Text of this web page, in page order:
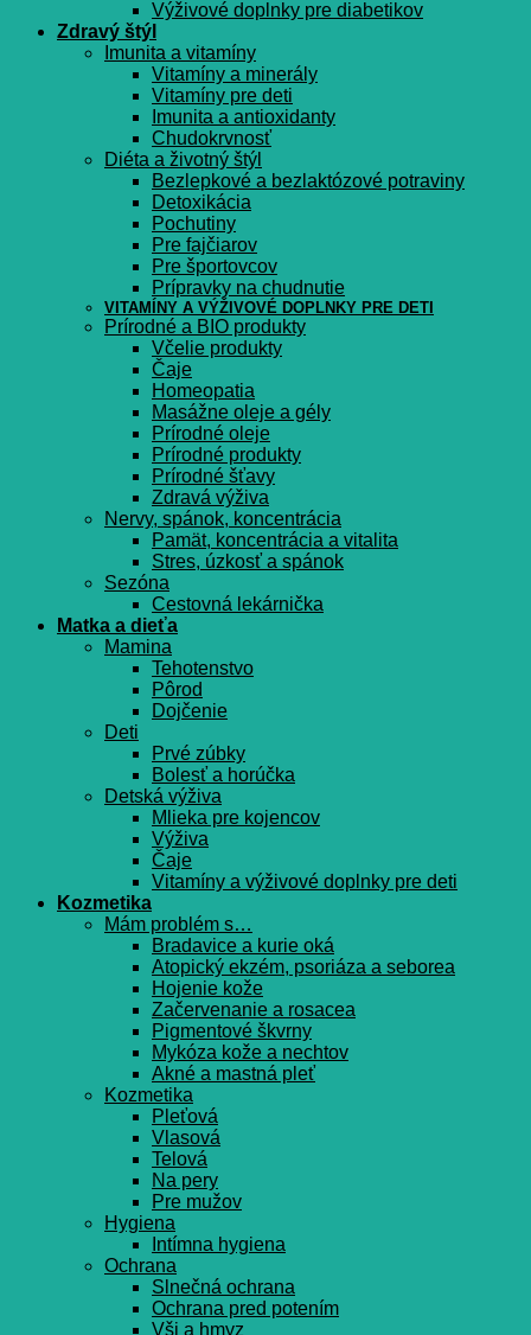
Výživové doplnky pre diabetikov
Zdravý štýl
Imunita a vitamíny
Vitamíny a minerály
Vitamíny pre deti
Imunita a antioxidanty
Chudokrvnosť
Diéta a životný štýl
Bezlepkové a bezlaktózové potraviny
Detoxikácia
Pochutiny
Pre fajčiarov
Pre športovcov
Prípravky na chudnutie
VITAMÍNY A VÝŽIVOVÉ DOPLNKY PRE DETI
Prírodné a BIO produkty
Včelie produkty
Čaje
Homeopatia
Masážne oleje a gély
Prírodné oleje
Prírodné produkty
Prírodné šťavy
Zdravá výživa
Nervy, spánok, koncentrácia
Pamät, koncentrácia a vitalita
Stres, úzkosť a spánok
Sezóna
Cestovná lekárnička
Matka a dieťa
Mamina
Tehotenstvo
Pôrod
Dojčenie
Deti
Prvé zúbky
Bolesť a horúčka
Detská výživa
Mlieka pre kojencov
Výživa
Čaje
Vitamíny a výživové doplnky pre deti
Kozmetika
Mám problém s…
Bradavice a kurie oká
Atopický ekzém, psoriáza a seborea
Hojenie kože
Začervenanie a rosacea
Pigmentové škvrny
Mykóza kože a nechtov
Akné a mastná pleť
Kozmetika
Pleťová
Vlasová
Telová
Na pery
Pre mužov
Hygiena
Intímna hygiena
Ochrana
Slnečná ochrana
Ochrana pred potením
Vši a hmyz